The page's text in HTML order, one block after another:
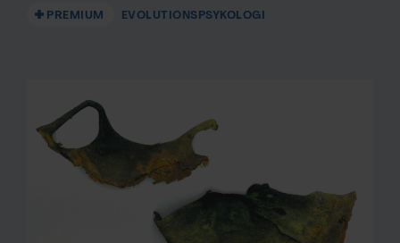
PREMIUM EVOLUTIONSPSYKOLOGI